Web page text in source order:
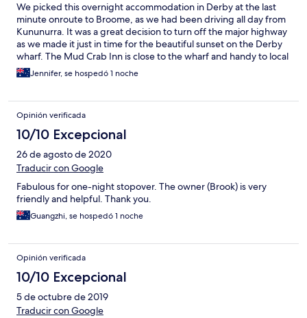
We picked this overnight accommodation in Derby at the last
minute onroute to Broome, as we had been driving all day from
Kununurra. It was a great decision to turn off the major highway
as we made it just in time for the beautiful sunset on the Derby
wharf. The Mud Crab Inn is close to the wharf and handy to local
shopping. The host is so nice and welcoming and organised
some dinner and dessert for us as soon as we had settled in. The
air-conditioning, comfortable bed and good shower. We were
up again and gone early in the morning but very thankful to
Brook for his hospitality.
Jennifer, se hospedó 1 noche
Opinión verificada
10/10 Excepcional
26 de agosto de 2020
Traducir con Google
Fabulous for one-night stopover. The owner (Brook) is very
friendly and helpful. Thank you.
Guangzhi, se hospedó 1 noche
Opinión verificada
10/10 Excepcional
5 de octubre de 2019
Traducir con Google